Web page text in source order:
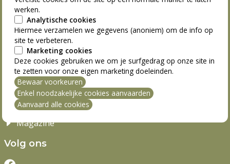
Blog
S-Plus
Lid worden
Steun ons
Wie is S-Plus
Contact
Vacatures
Magazine
Volg ons
werken.
Analytische cookies
Hiermee verzamelen we gegevens (anoniem) om de info op
site te verbeteren.
Marketing cookies
Deze cookies gebruiken we om je surfgedrag op onze site in
te zetten voor onze eigen marketing doeleinden.
Bewaar voorkeuren
Enkel noodzakelijke cookies aanvaarden
Aanvaard alle cookies
intrekken